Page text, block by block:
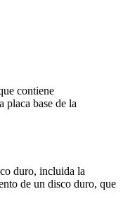
contiene
placa base de la
duro, incluida la
de un disco duro, que